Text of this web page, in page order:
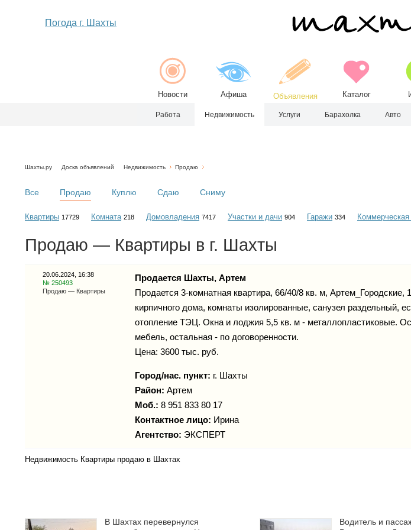
Погода г. Шахты
Новости Афиша Объявления Каталог
Работа Недвижимость Услуги Барахолка Авто
Шахты.ру Доска объявлений Недвижимость Продаю
Все Продаю Куплю Сдаю Сниму
Квартиры 17729 Комната 218 Домовладения 7417 Участки и дачи 904 Гаражи 334
Продаю — Квартиры в г. Шахты
20.06.2024, 16:38
№ 250493
Продаю — Квартиры
Продается Шахты, Артем
Продается 3-комнатная квартира, 66/40/8 кв. м, Артем_Городские,
кирпичного дома, комнаты изолированные, санузел раздельный,
отопление ТЭЦ. Окна и лоджия 5,5 кв. м - металлопластиковые.
мебель, остальная - по договоренности.
Цена: 3600 тыс. руб.
Город/нас. пункт: г. Шахты
Район: Артем
Моб.: 8 951 833 80 17
Контактное лицо: Ирина
Агентство: ЭКСПЕРТ
Недвижимость Квартиры продаю в Шахтах
В Шахтах перевернулся
Водитель и